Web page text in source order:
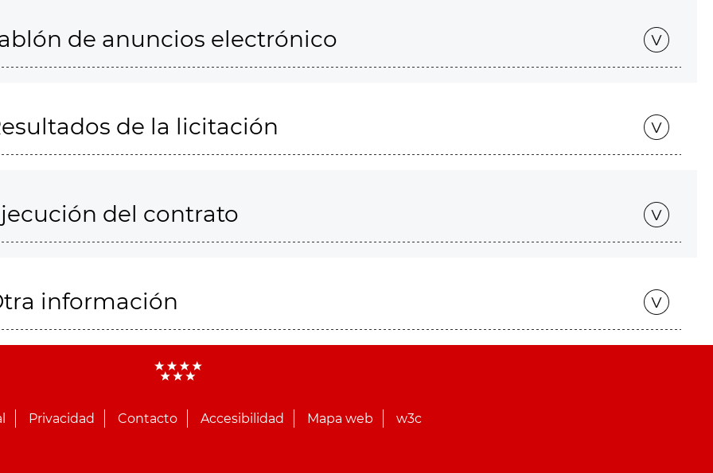
de anuncios electrónico
de la licitación
del contrato
información
Privacidad Contacto Accesibilidad Mapa web w3c